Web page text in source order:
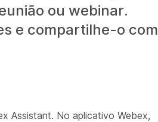
ou webinar.
e compartilhe-o com
Assistant. No aplicativo Webex,